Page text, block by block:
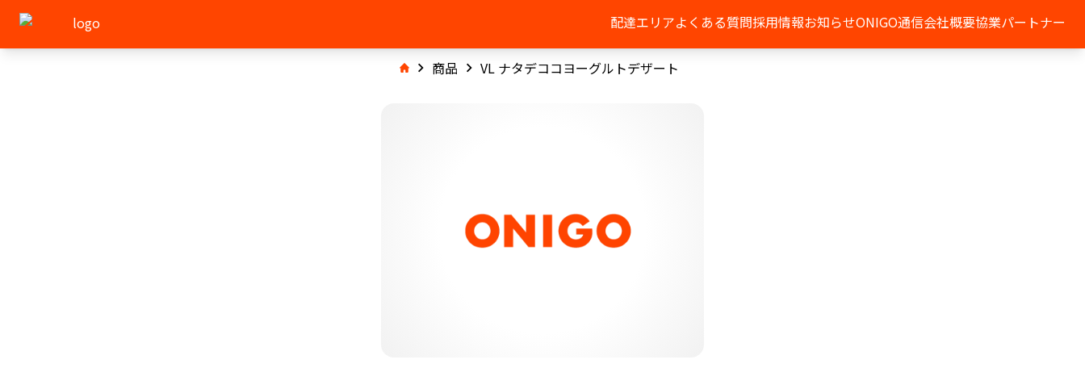
配達エリアよくある質問採用情報お知らせONIGO通信会社概要協業パートナー
商品 VL ナタデココヨーグルトデザート